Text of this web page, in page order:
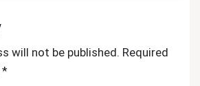
will not be published. Required
*